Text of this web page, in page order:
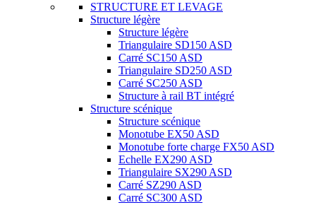
STRUCTURE ET LEVAGE
Structure légère
Structure légère
Triangulaire SD150 ASD
Carré SC150 ASD
Triangulaire SD250 ASD
Carré SC250 ASD
Structure à rail BT intégré
Structure scénique
Structure scénique
Monotube EX50 ASD
Monotube forte charge FX50 ASD
Echelle EX290 ASD
Triangulaire SX290 ASD
Carré SZ290 ASD
Carré SC300 ASD